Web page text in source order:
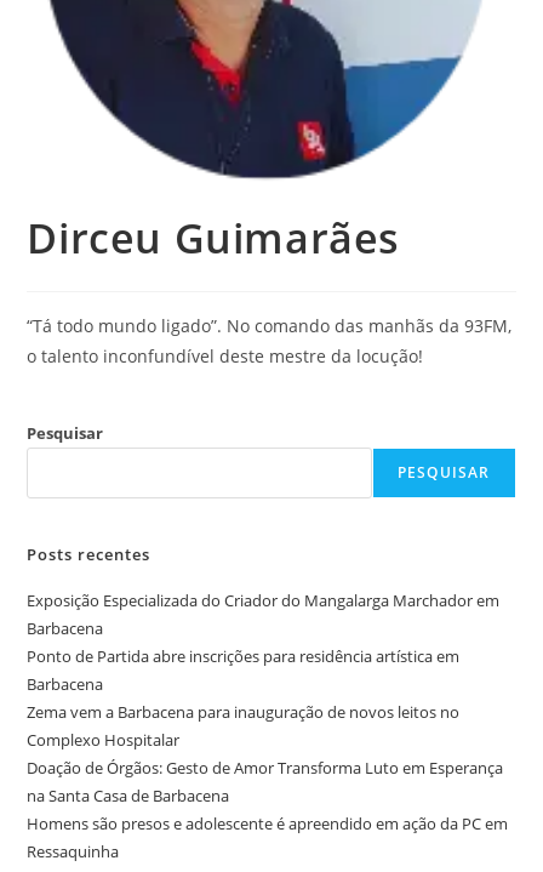
Dirceu Guimarães
“Tá todo mundo ligado”. No comando das manhãs da 93FM,
o talento inconfundível deste mestre da locução!
Pesquisar
PESQUISAR
Posts recentes
Exposição Especializada do Criador do Mangalarga Marchador em
Barbacena
Ponto de Partida abre inscrições para residência artística em
Barbacena
Zema vem a Barbacena para inauguração de novos leitos no
Complexo Hospitalar
Doação de Órgãos: Gesto de Amor Transforma Luto em Esperança
na Santa Casa de Barbacena
Homens são presos e adolescente é apreendido em ação da PC em
Ressaquinha